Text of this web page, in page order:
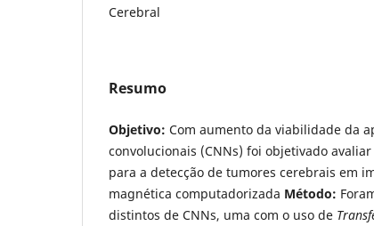
Cerebral
Resumo
Objetivo: Com aumento da viabilidade da
convolucionais (CNNs) foi objetivado
para a detecção de tumores cerebrais em
magnética computadorizada Método:
distintos de CNNs, uma com o uso de